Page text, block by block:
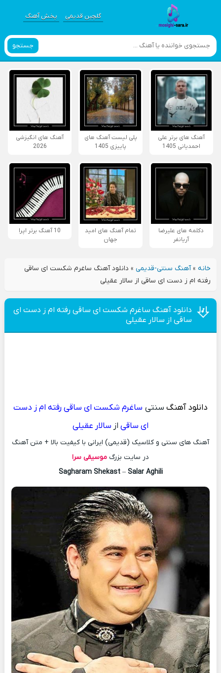
گلچین قدیمی پخش آهنگ
جستجو
آهنگ های برتر علی
احمدیانی 1405
پلی لیست آهنگ های
پاییزی 1405
آهنگ های انگیزشی
2026
دکلمه های علیرضا
آریانفر
تمام آهنگ های امید
جهان
10 آهنگ برتر اپرا
خانه»آهنگ سنتی-قدیمی» دانلود آهنگ ساغرم شکست‌ ای ساقی
رفته ام ز دست ‌ای ساقی از سالار عقیلی
دانلود آهنگ ساغرم شکست‌ ای ساقی رفته ام ز دست ‌ای
ساقی از سالار عقیلی
دانلود آهنگ سنتی ساغرم شکست‌ ای ساقی رفته ام ز دست
‌ای ساقی از سالار عقیلی
آهنگ های سنتی و کلاسیک (قدیمی) ایرانی با کیفیت بالا + متن آهنگ
در سایت بزرگ موسیقی سرا
Sagharam Shekast– Salar Aghili